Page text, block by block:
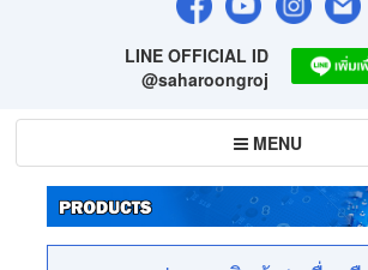
LINE OFFICIAL ID
@saharoongroj
Toggle
navigation
MENU